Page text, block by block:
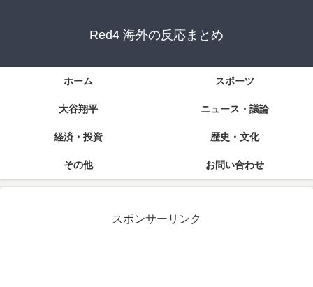
Red4 海外の反応まとめ
ホーム スポーツ
大谷翔平 ニュース・議論
経済・投資 歴史・文化
その他 お問い合わせ
スポンサーリンク